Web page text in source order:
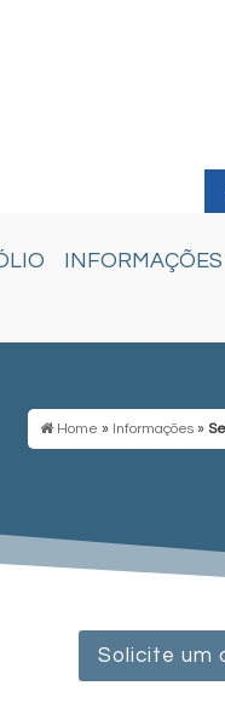
INFORMAÇÕES
Home » Informações »
Solicite um